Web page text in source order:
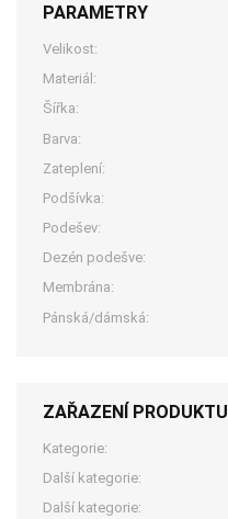
PARAMETRY
Velikost:
Materiál:
Šířka:
Barva:
Zateplení:
Podšívka:
Podešev:
Dezén podešve:
Membrána:
Pánská/dámská:
ZAŘAZENÍ PRODUKTU
Kategorie:
Další kategorie:
Další kategorie: